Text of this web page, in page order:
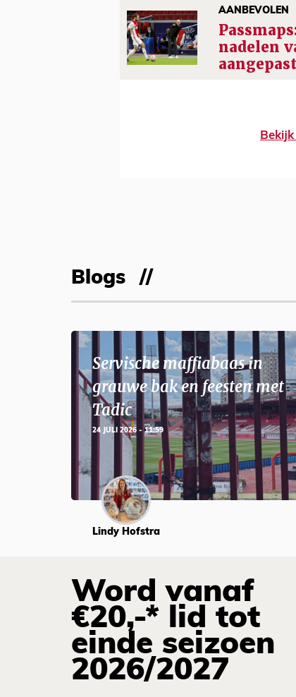
AANBEVOLEN
nadelen
Blogs
Servische maffiabaas in
grauwe bak en feesten met
Tadic
24 JULI 2026 - 11:59
Lindy Hofstra
Word vanaf
€20,-* lid tot
einde seizoen
2026/2027